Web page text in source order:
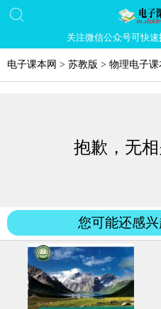
关注微信公众号可快速
电子课本网 > 苏教版 > 物理电子课
抱歉，无
您可能还感